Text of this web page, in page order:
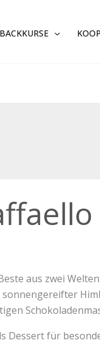
BACKKURSE
aus zwei
Dessert für